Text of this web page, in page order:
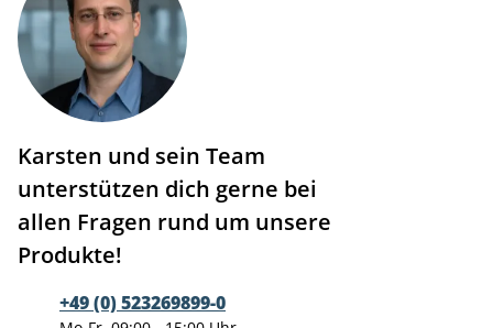
Karsten und sein Team
unterstützen dich gerne bei
allen Fragen rund um unsere
Produkte!
+49 (0) 523269899-0